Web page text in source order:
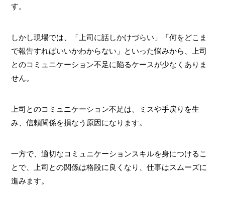
す。
しかし現場では、「上司に話しかけづらい」「何をどこま
で報告すればいいかわからない」といった悩みから、上司
とのコミュニケーション不足に陥るケースが少なくありま
せん。
上司とのコミュニケーション不足は、ミスや手戻りを生
み、信頼関係を損なう原因になります。
一方で、適切なコミュニケーションスキルを身につけるこ
とで、上司との関係は格段に良くなり、仕事はスムーズに
進みます。